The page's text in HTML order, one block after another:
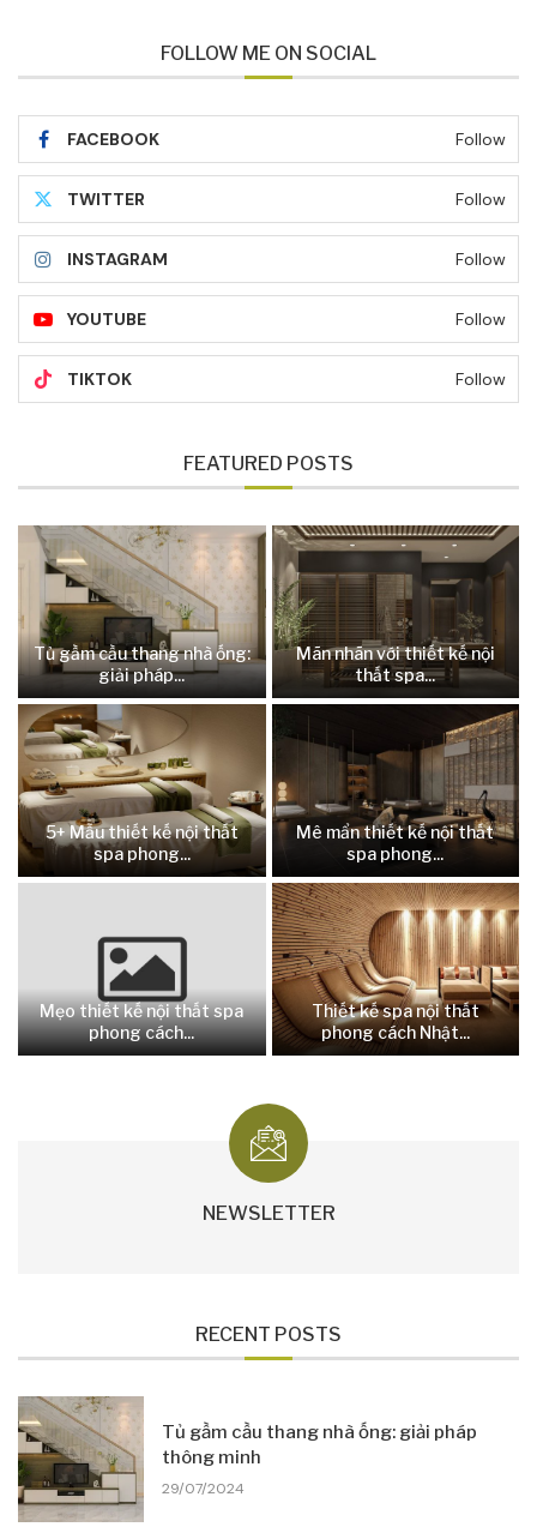
FOLLOW ME ON SOCIAL
FACEBOOK Follow
TWITTER Follow
INSTAGRAM Follow
YOUTUBE Follow
TIKTOK Follow
FEATURED POSTS
Tủ gầm cầu thang nhà ống:
giải pháp...
Mãn nhãn với thiết kế nội
thất spa...
5+ Mẫu thiết kế nội thất
spa phong...
Mê mẩn thiết kế nội thất
spa phong...
Mẹo thiết kế nội thất spa
phong cách...
Thiết kế spa nội thất
phong cách Nhật...
NEWSLETTER
RECENT POSTS
Tủ gầm cầu thang nhà ống: giải pháp
thông minh
29/07/2024